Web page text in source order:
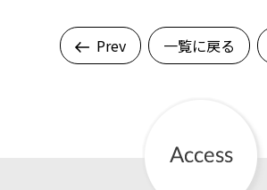
Prev 一覧に戻る